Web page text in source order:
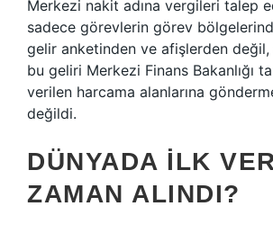
Merkezi nakit adına vergileri talep
sadece görevlerin görev
gelir anketinden ve afişlerden değil,
bu geliri Merkezi Finans Bakanlığı
verilen harcama alanlarına
değildi.
DÜNYADA ILK
ZAMAN ALINDI?